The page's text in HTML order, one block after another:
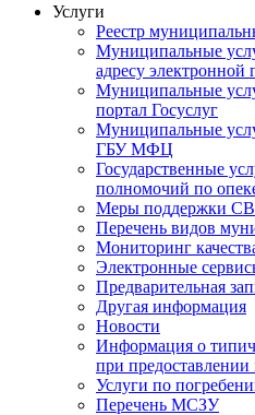
Услуги
Реестр
Муниципальные
адресу электронной
Муниципальные
портал Госуслуг
Муниципальные
ГБУ МФЦ
Государственные
полномочий по
Меры поддержки
Перечень видов
Мониторинг
Электронные
Предварительная
Другая информация
Новости
Информация о
при
Услуги по
Перечень МСЗУ